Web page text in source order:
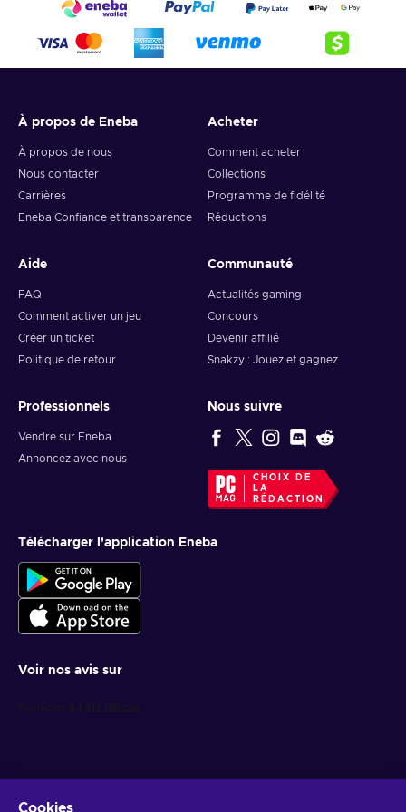
4. Pick the desired crypto between 8 of the most popular
crypto,
5. Enter your wallet address and click on redeem,
Note: You can choose one currency at a time and can only
redeem your whole voucher at once. Once you’ve done that,
you should give it up to 30 minutes for your cryptocurrency
to arrive in your wallet. After that, you can use your new
À propos de Eneba
À propos de nous
Nous contacter
Carrières
Eneba Confiance et transparence
Acheter
Comment acheter
Collections
Programme de fidélité
Réductions
Aide
FAQ
Comment activer un jeu
Créer un ticket
Politique de retour
Communauté
Actualités gaming
Concours
Devenir affilié
Snakzy : Jouez et gagnez
Professionnels
Vendre sur Eneba
Annoncez avec nous
Nous suivre
CHOIX DE
LA
RÉDACTION
Télécharger l'application Eneba
Voir nos avis sur
Cookies